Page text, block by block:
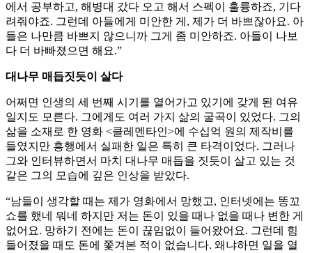
에서 공부하고, 해병대 갔다 오고 해서 스펙이 훌륭하죠, 기다
려줘야죠. 그런데 아들에게 미안한 게, 제가 더 바쁘잖아요. 아
들은 나만큼 바쁘지 않으니까 그게 좀 미안하죠. 아들이 나보
다 더 바빠졌으면 해요.”
대나무 매듭짓듯이 살다
어쩌면 인생의 세 번째 시기를 열어가고 있기에 갖게 된 여유
일지도 모른다. 그에게도 여러 가지 삶의 굴곡이 있었다. 그의
삶을 소재로 한 영화 <클레멘타인>에 수십억 원의 제작비를
들였지만 흥행에서 실패한 일은 특히 큰 타격이었다. 그러나
그와 인터뷰하면서 마치 대나무 매듭을 짓듯이 살고 있는 것
같은 그의 모습에 깊은 인상을 받았다.
“남들이 생각할 때는 제가 영화에서 망했고, 인터넷에는 똥꼬
쇼를 했네 뭐네 하지만 저는 돈이 있을 때나 없을 때나 변한 게
없어요. 망하기 전에는 돈이 끊임없이 들어왔어요. 그런데 힘
들어졌을 때도 돈에 쫓겨본 적이 없습니다. 왜냐하면 일을 열